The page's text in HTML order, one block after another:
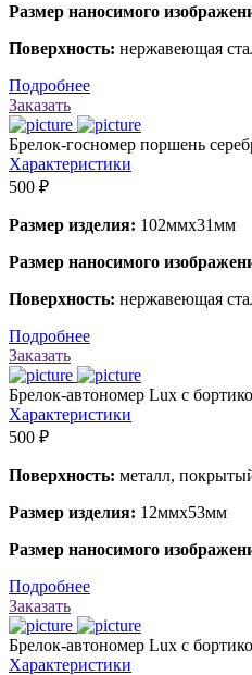
Размер наносимого
Поверхность: нержавеющая
Подробнее
Заказать
Брелок-госномер поршень
Характеристики
500 ₽
Размер изделия: 102ммх31мм
Размер наносимого
Поверхность: нержавеющая
Подробнее
Заказать
Брелок-автономер Lux с
Характеристики
500 ₽
Поверхность: металл,
Размер изделия: 12ммх53мм
Размер наносимого
Подробнее
Заказать
Брелок-автономер Lux с
Характеристики